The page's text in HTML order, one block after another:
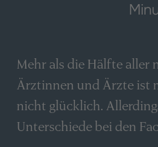
Mehr als die Hälfte aller
Ärztinnen und Ärzte ist
nicht glücklich.
Unterschiede bei den